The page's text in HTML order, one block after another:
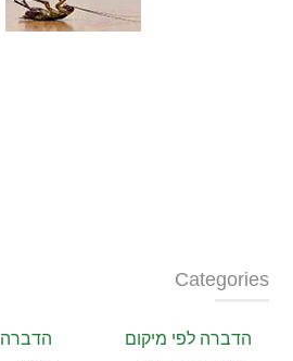
Categories
הדברה
הדברה לפי מיקום